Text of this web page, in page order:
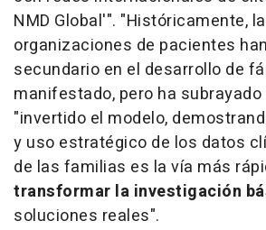
NMD Global'". "Históricamente,
organizaciones de pacientes
secundario en el desarrollo de
manifestado, pero ha subrayado
"invertido el modelo,
y uso estratégico de los datos
de las familias es la vía más
transformar la investigación
soluciones reales".